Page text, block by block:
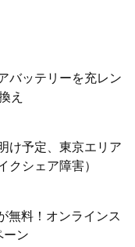
バッテリーを充レン
え
け予定、東京エリア
クシェア障害）
無料！オンラインス
ーン